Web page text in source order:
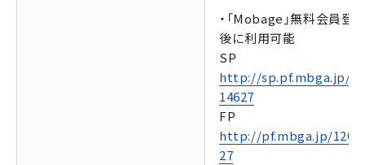
・「Mobage」無料会員登
後に利用可能
SP
http://sp.pf.mbga.jp/
14627
FP
http://pf.mbga.jp/
27